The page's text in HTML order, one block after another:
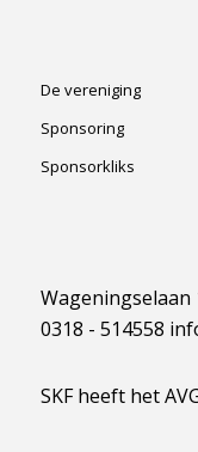
De vereniging
Sponsoring
Sponsorkliks
Wageningselaan
0318 - 514558
SKF heeft het